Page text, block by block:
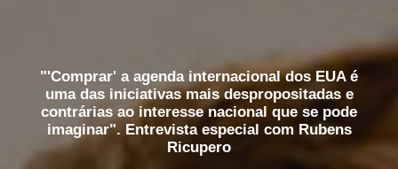
"'Comprar' a agenda internacional dos EUA é
uma das iniciativas mais despropositadas e
contrárias ao interesse nacional que se pode
imaginar". Entrevista especial com Rubens
Ricupero